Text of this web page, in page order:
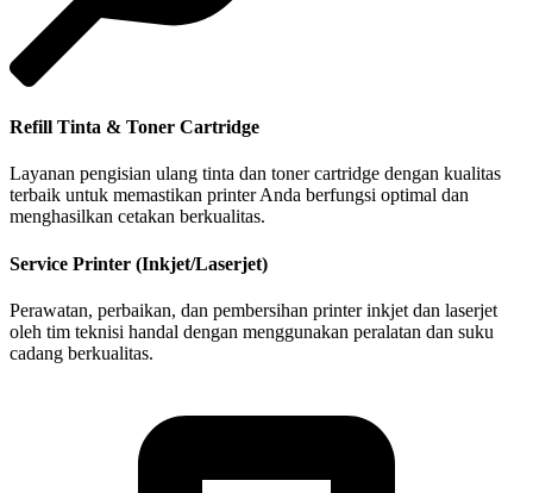
Refill Tinta & Toner Cartridge
Layanan pengisian ulang tinta dan toner cartridge dengan kualitas
terbaik untuk memastikan printer Anda berfungsi optimal dan
menghasilkan cetakan berkualitas.
Service Printer (Inkjet/Laserjet)
Perawatan, perbaikan, dan pembersihan printer inkjet dan laserjet
oleh tim teknisi handal dengan menggunakan peralatan dan suku
cadang berkualitas.